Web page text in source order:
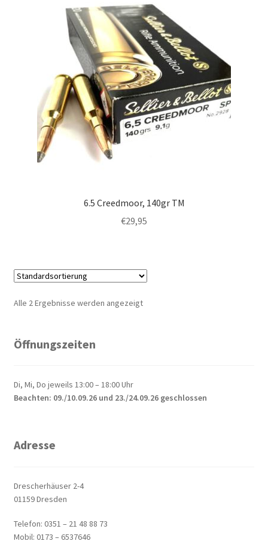
6.5 Creedmoor, 140gr TM
€29,95
Alle 2 Ergebnisse werden angezeigt
Öffnungszeiten
Di, Mi, Do jeweils 13:00 – 18:00 Uhr
Beachten: 09./10.09.26 und 23./24.09.26 geschlossen
Adresse
Drescherhäuser 2-4
01159 Dresden
Telefon: 0351 – 21 48 88 73
Mobil: 0173 – 6537646